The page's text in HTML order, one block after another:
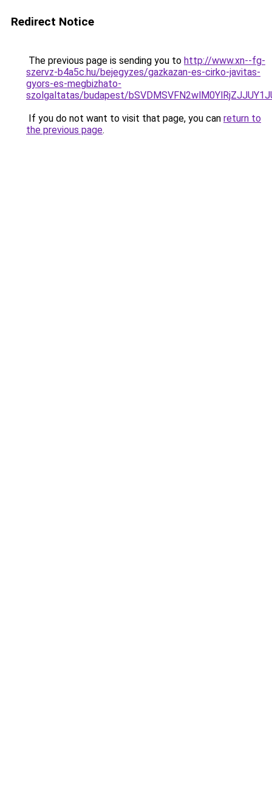
Redirect Notice
The previous page is sending you to http://www.xn--fg-
szervz-b4a5c.hu/bejegyzes/gazkazan-es-cirko-javitas-
gyors-es-megbizhato-
szolgaltatas/budapest/
If you do not want to visit that page, you can return to
the previous page.